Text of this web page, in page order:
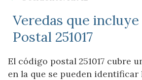
Veredas que
Postal 251017
El código postal 251017 cubre
en la que se pueden identificar